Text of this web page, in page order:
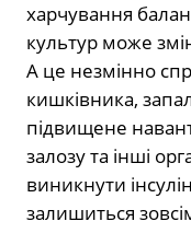
харчування
культур може
А це незмінно
кишківника,
підвищене
залозу та інші
виникнути
залишиться